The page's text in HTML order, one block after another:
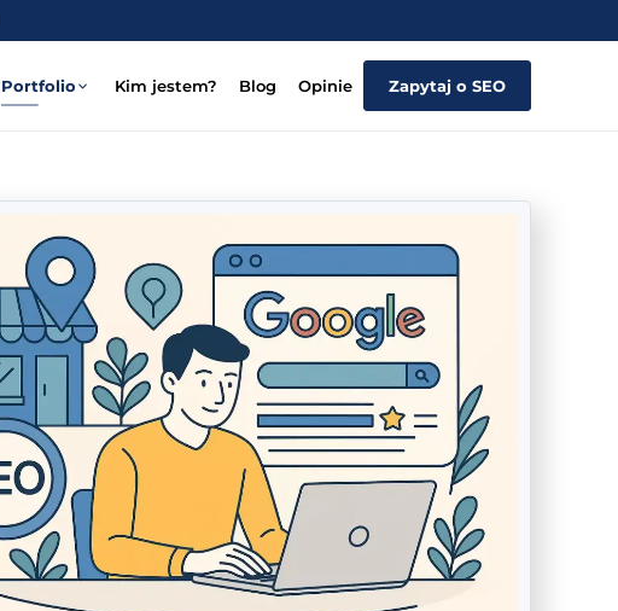
Portfolio Kim jestem? Blog Opinie Zapytaj o SEO